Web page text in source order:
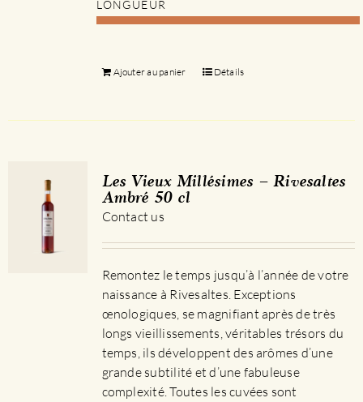
LONGUEUR
Ajouter au panier Détails
Les Vieux Millésimes – Rivesaltes
Ambré 50 cl
Contact us
Remontez le temps jusqu’à l’année de votre
naissance à Rivesaltes. Exceptions
œnologiques, se magnifiant après de très
longs vieillissements, véritables trésors du
temps, ils développent des arômes d’une
grande subtilité et d’une fabuleuse
complexité. Toutes les cuvées sont